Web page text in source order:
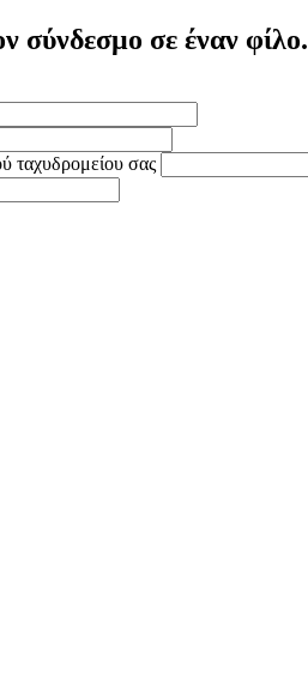
σύνδεσμο σε έναν φίλο.
ταχυδρομείου σας